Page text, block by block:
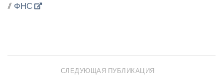
// ФНС
СЛЕДУЮЩАЯ ПУБЛИКАЦИЯ